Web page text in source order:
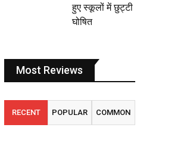
हुए स्कूलों में छुट्टी
घोषित
Most Reviews
RECENT POPULAR COMMON